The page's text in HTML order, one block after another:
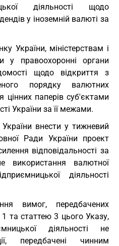
діяльності щодо
у іноземній валюті за
України, міністерствам і
у правоохоронні органи
щодо відкриття з
порядку валютних
цінних паперів суб'єктами
України за її межами.
України внести у тижневий
Ради України проект
відповідальності за
використання валютної
діяльності
вимог, передбачених
та статтею 3 цього Указу,
діяльності не
передбачені чинним